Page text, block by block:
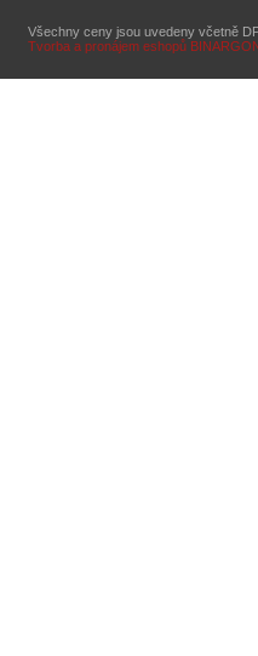
Všechny ceny jsou uvedeny včetně
Tvorba a pronájem eshopů